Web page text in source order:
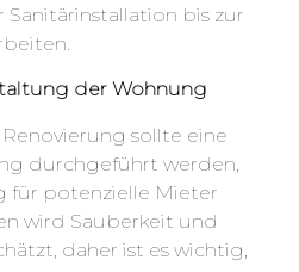
bis zur
der Wohnung
sollte eine
durchgeführt werden,
für potenzielle Mieter
wird Sauberkeit und
daher ist es wichtig,